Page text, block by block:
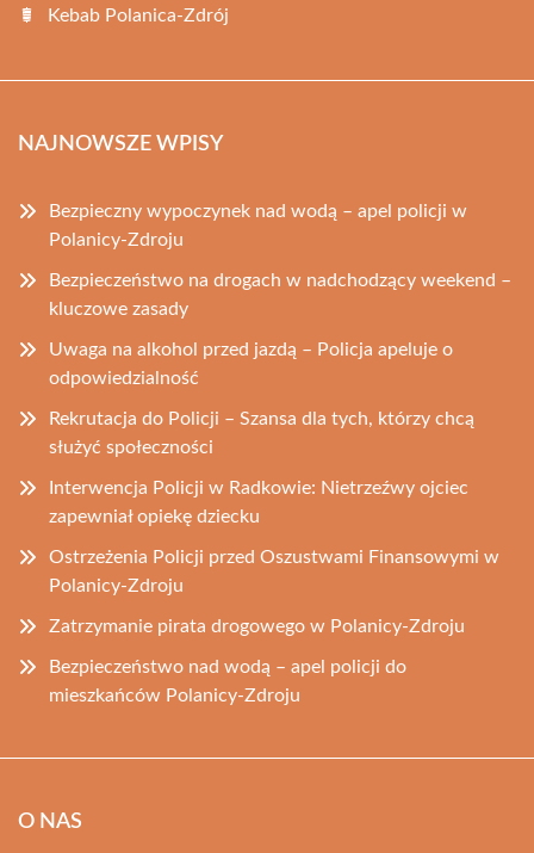
Kebab Polanica-Zdrój
NAJNOWSZE WPISY
Bezpieczny wypoczynek nad wodą – apel policji w
Polanicy-Zdroju
Bezpieczeństwo na drogach w nadchodzący weekend –
kluczowe zasady
Uwaga na alkohol przed jazdą – Policja apeluje o
odpowiedzialność
Rekrutacja do Policji – Szansa dla tych, którzy chcą
służyć społeczności
Interwencja Policji w Radkowie: Nietrzeźwy ojciec
zapewniał opiekę dziecku
Ostrzeżenia Policji przed Oszustwami Finansowymi w
Polanicy-Zdroju
Zatrzymanie pirata drogowego w Polanicy-Zdroju
Bezpieczeństwo nad wodą – apel policji do
mieszkańców Polanicy-Zdroju
O NAS